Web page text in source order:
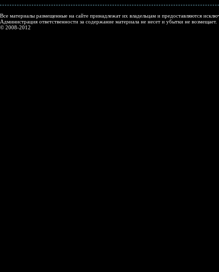
Все материалы размещенные на сайте принадлежат их владельцам и предоставляются
Администрация ответственности за содержание материала не несет и убытки не возмещает.
© 2008-2012